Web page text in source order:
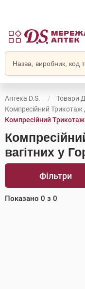
Аптека D.S.
Товари
Компресійний Трикотаж
Компресійний
вагітних у
Фільтри
Показано 0 з 0